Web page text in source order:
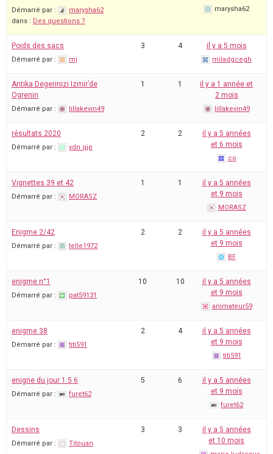
Démarré par :
marysha62
dans : Des questions ?
marysha62
Poids des sacs
Démarré par : mj
3 4 il y a 5 mois
miladgcegh
Antika Degerinizi Izmir’de
Ogrenin
Démarré par : lillakevin49
1 1
il y a 1 année et
2 mois
lillakevin49
résultats 2020
Démarré par : vdn qjp
2 2
il y a 5 années
et 6 mois
co
Vignettes 39 et 42
Démarré par : MORASZ
1 1
il y a 5 années
et 9 mois
MORASZ
Enigme 2/42
Démarré par : telle1972
2 2
il y a 5 années
et 9 mois
BF
enigme n°1
Démarré par : pat59131
10 10
il y a 5 années
et 9 mois
animateur59
enigme 38
Démarré par : titi591
2 4
il y a 5 années
et 9 mois
titi591
enigne du jour 1 5 6
Démarré par : furet62
5 6
il y a 5 années
et 9 mois
furet62
Dessins
Démarré par : Titouan
3 3
il y a 5 années
et 10 mois